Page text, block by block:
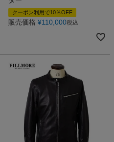
クーポン利用で10％OFF
販売価格 ¥110,000税込